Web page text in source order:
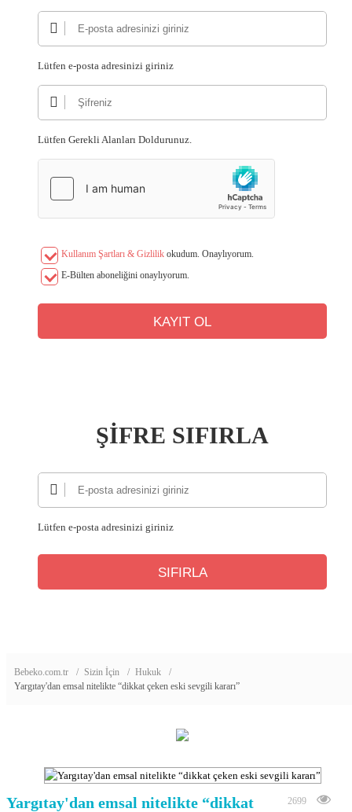
Lütfen e-posta adresinizi giriniz
Lütfen Gerekli Alanları Doldurunuz.
Kullanım Şartları & Gizlilik okudum. Onaylıyorum.
E-Bülten aboneliğini onaylıyorum.
ŞİFRE SIFIRLA
Lütfen e-posta adresinizi giriniz
Bebeko.com.tr Sizin İçin
Hukuk
Yargıtay'dan emsal nitelikte “dikkat çeken eski sevgili kararı”
Yargıtay'dan emsal nitelikte “dikkat
2699